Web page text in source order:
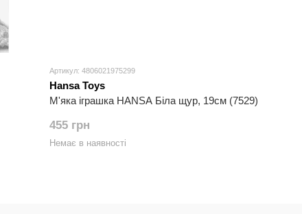
Артикул: 4806021975299
Hansa Toys
М'яка іграшка HANSA Біла щур, 19см (7529)
455 грн
Немає в наявності